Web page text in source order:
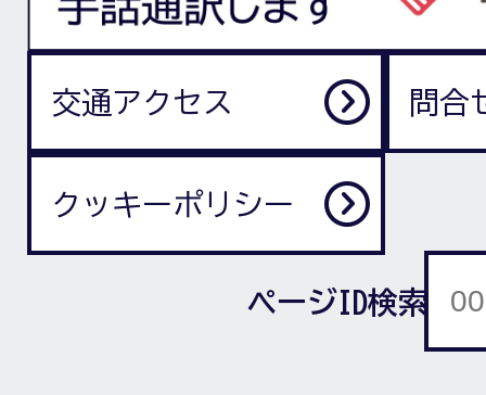
交通アクセス 問合
クッキーポリシー
ページID検索